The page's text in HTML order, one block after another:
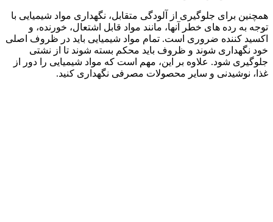
همچنین برای جلوگیری از آلودگی متقابل، نگهداری مواد شیمیایی با
توجه به رده های خطر آنها، مانند مواد قابل اشتعال، خورنده، و
اکسید کننده ضروری است. تمام مواد شیمیایی باید در ظروف اصلی
خود نگهداری شوند و ظروف باید محکم بسته شوند تا از نشتی
جلوگیری شود. علاوه بر این، مهم است که مواد شیمیایی را دور از
غذا، نوشیدنی و سایر محصولات مصرفی نگهداری کنید.